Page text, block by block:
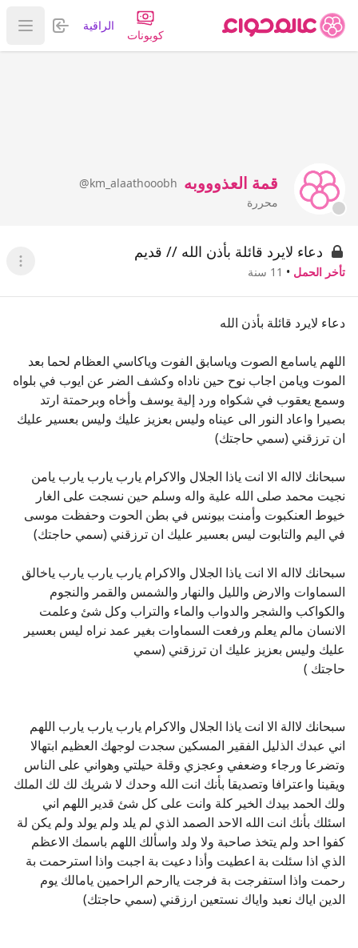
كوبونات
الراقية تسجيل
عرض
قمة العذوووبه @km_alaathooobh
محررة
دعاء لايرد قائلة بأذن الله // قديم
تأخر الحمل • 11 سنة عرض
دعاء لايرد قائلة بأذن الله
اللهم ياسامع الصوت وياسابق الفوت وياكاسي العظام لحما بعد
الموت ويامن اجاب نوح حين ناداه وكشف الضر عن ايوب في بلواه
وسمع يعقوب في شكواه ورد إلية يوسف وأخاه وبرحمتة ارتد
بصيرا واعاد النور الى عيناه وليس بعزيز عليك وليس بعسير عليك
ان ترزقني (سمي حاجتك)
سبحانك لااله الا انت ياذا الجلال والاكرام يارب يارب يارب يامن
نجيت محمد صلى الله علية واله وسلم حين نسجت على الغار
خيوط العنكبوت وأمنت بيونس في بطن الحوت وحفظت موسى
في اليم والتابوت ليس بعسير عليك ان ترزقني (سمي حاجتك)
سبحانك لااله الا انت ياذا الجلال والاكرام يارب يارب يارب ياخالق
السماوات والارض والليل والنهار والشمس والقمر والنجوم
والكواكب والشجر والدواب والماء والتراب وكل شئ وعلمت
الانسان مالم يعلم ورفعت السماوات بغير عمد نراه ليس بعسير
عليك وليس بعزيز عليك ان ترزقني (سمي
حاجتك )
سبحانك لاالة الا انت ياذا الجلال والاكرام يارب يارب يارب اللهم
اني عبدك الذليل الفقير المسكين سجدت لوجهك العظيم ابتهالا
وتضرعا ورجاء وضعفي وعجزي وقلة حيلتي وهواني على الناس
ويقينا واعترافا وتصديقا بأنك انت الله وحدك لا شريك لك لك الملك
ولك الحمد بيدك الخير كلة وانت على كل شئ قدير اللهم اني
اسئلك بأنك انت الله الاحد الصمد الذي لم يلد ولم يولد ولم يكن لة
كفوا احد ولم يتخذ صاحبة ولا ولد واسألك اللهم باسمك الاعظم
الذي اذا سئلت بة اعطيت وأذا دعيت بة اجبت واذا استرحمت بة
رحمت واذا استفرجت بة فرجت ياارحم الراحمين يامالك يوم
الدين اياك نعبد واياك نستعين ارزقني (سمي حاجتك)